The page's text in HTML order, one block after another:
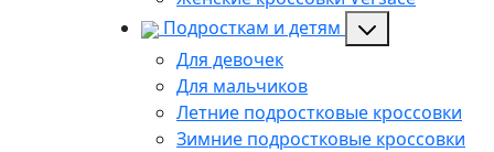
Подросткам и детям
Для девочек
Для мальчиков
Летние подростковые кроссовки
Зимние подростковые кроссовки